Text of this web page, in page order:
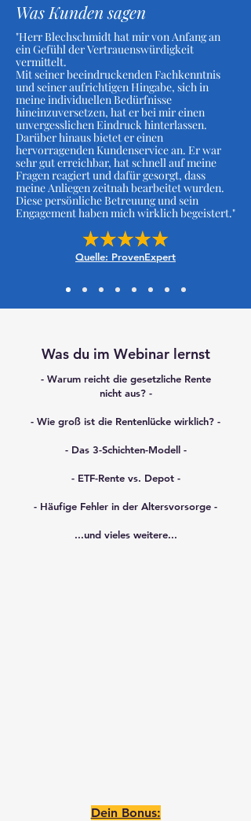
Was Kunden sagen
"Herr Blechschmidt hat mir von Anfang an
ein Gefühl der Vertrauenswürdigkeit
vermittelt.
Mit seiner beeindruckenden Fachkenntnis
und seiner aufrichtigen Hingabe, sich in
meine individuellen Bedürfnisse
hineinzuversetzen, hat er bei mir einen
unvergesslichen Eindruck hinterlassen.
Darüber hinaus bietet er einen
hervorragenden Kundenservice an. Er war
sehr gut erreichbar, hat schnell auf meine
Fragen reagiert und dafür gesorgt, dass
meine Anliegen zeitnah bearbeitet wurden.
Diese persönliche Betreuung und sein
Engagement haben mich wirklich begeistert."
Quelle: ProvenExpert
Was du im Webinar lernst
- Warum reicht die gesetzliche Rente
nicht aus? -
- Wie groß ist die Rentenlücke wirklich? -
- Das 3-Schichten-Modell -
- ETF-Rente vs. Depot -
- Häufige Fehler in der Altersvorsorge -
...und vieles weitere...
Dein Bonus: